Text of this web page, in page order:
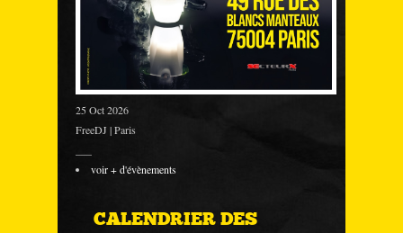
25 Oct 2026
FreeDJ | Paris
voir + d'évènements
CALENDRIER DES